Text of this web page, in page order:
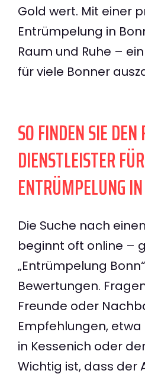
Gold wert. Mit einer
Entrümpelung in
Raum und Ruhe –
für viele Bonner
SO FINDEN SIE DEN
DIENSTLEISTER
ENTRÜMPELUNG
Die Suche nach
beginnt oft online –
„Entrümpelung
Bewertungen.
Freunde oder
Empfehlungen,
in Kessenich oder
Wichtig ist, dass der